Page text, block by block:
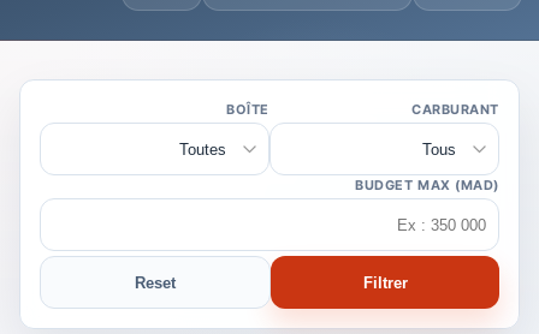
CARBURANT
BOÎTE
BUDGET MAX (MAD)
Filtrer
Reset